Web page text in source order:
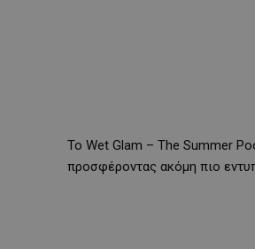
Το Wet Glam – The Summer
προσφέροντας ακόμη πιο